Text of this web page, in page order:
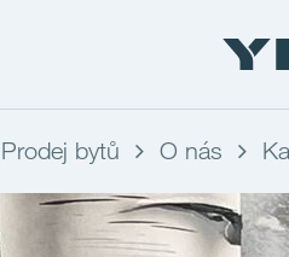
Prodej bytů O nás